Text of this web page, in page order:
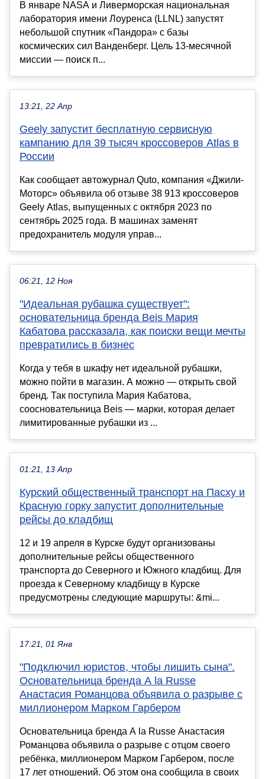
В январе NASA и Ливерморская национальная
лаборатория имени Лоуренса (LLNL) запустят
небольшой спутник «Пандора» с базы
космических сил Ванденберг. Цель 13-месячной
миссии — поиск п...
13:21, 22 Апр
Geely запустит бесплатную сервисную
кампанию для 39 тысяч кроссоверов Atlas в
России
Как сообщает автожурнал Quto, компания «Джили-
Моторс» объявила об отзыве 38 913 кроссоверов
Geely Atlas, выпущенных с октября 2023 по
сентябрь 2025 года. В машинах заменят
предохранитель модуля управ...
06:21, 12 Ноя
"Идеальная рубашка существует":
основательница бренда Beis Мария
Кабатова рассказала, как поиски вещи мечты
превратились в бизнес
Когда у тебя в шкафу нет идеальной рубашки,
можно пойти в магазин. А можно — открыть свой
бренд. Так поступила Мария Кабатова,
соосновательница Beis — марки, которая делает
лимитированные рубашки из ...
01:21, 13 Апр
Курский общественный транспорт на Пасху и
Красную горку запустит дополнительные
рейсы до кладбищ
12 и 19 апреля в Курске будут организованы
дополнительные рейсы общественного
транспорта до Северного и Южного кладбищ. Для
проезда к Северному кладбищу в Курске
предусмотрены следующие маршруты: &mi...
17:21, 01 Янв
"Подключил юристов, чтобы лишить сына".
Основательница бренда A la Russe
Анастасия Романцова объявила о разрыве с
миллионером Марком Гарбером
Основательница бренда A la Russe Анастасия
Романцова объявила о разрыве с отцом своего
ребёнка, миллионером Марком Гарбером, после
17 лет отношений. Об этом она сообщила в своих